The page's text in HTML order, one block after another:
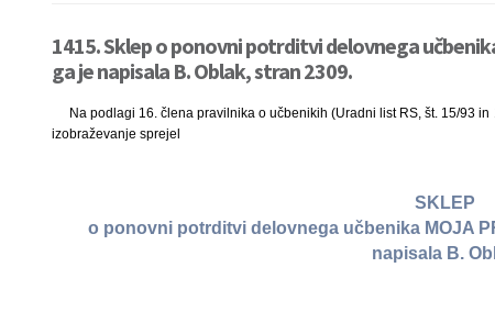
1415. Sklep o ponovni potrditvi delovnega
ga je napisala B. Oblak, stran 2309.
Na podlagi 16. člena pravilnika o učbenikih (Uradni list RS, št. 15/93
izobraževanje sprejel
SKLEP
o ponovni potrditvi delovnega učbenika MOJA
napisala B.